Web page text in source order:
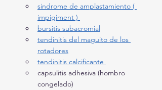
sindrome de amplastamiento (
impigiment )
bursitis subacromial
tendinitis del maguito de los
rotadores
tendinitis calcificante
capsulitis adhesiva (hombro
congelado)